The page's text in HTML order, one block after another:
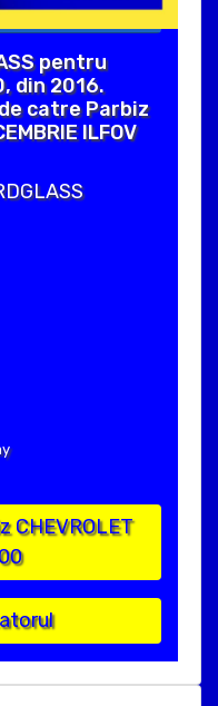
pentru
din 2016.
catre Parbiz
ILFOV
CHEVROLET